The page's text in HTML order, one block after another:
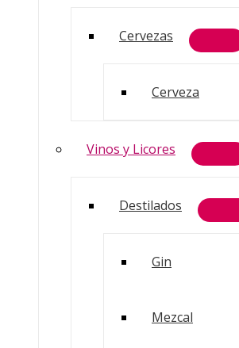
Cervezas
Cerveza
Vinos y Licores
Destilados
Gin
Mezcal